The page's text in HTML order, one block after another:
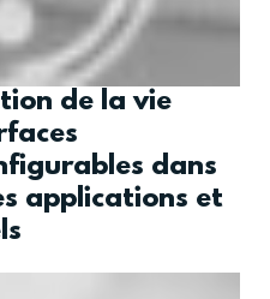
de la vie
dans
applications et